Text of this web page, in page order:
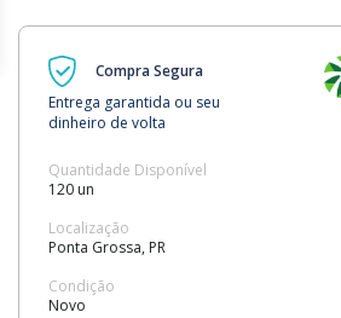
Compra Segura
Entrega garantida ou seu
dinheiro de volta
Quantidade Disponível
120 un
Localização
Ponta Grossa, PR
Condição
Novo